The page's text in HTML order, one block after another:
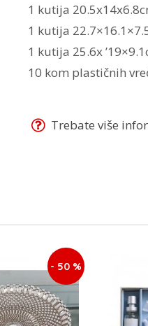
1 kutija
1 kutija
1 kutija 25.6x
10 kom plastičnih
Trebate više
- 50 %